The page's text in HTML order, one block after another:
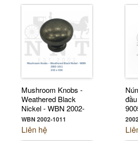
Mushroom Knobs -
Weathered Black
Nickel - WBN 2002-
1011
WBN 2002-1011
Liên hệ